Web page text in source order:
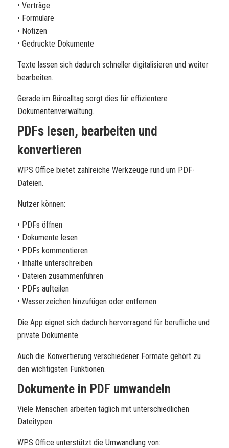
• Verträge
• Formulare
• Notizen
• Gedruckte Dokumente
Texte lassen sich dadurch schneller digitalisieren und weiter
bearbeiten.
Gerade im Büroalltag sorgt dies für effizientere
Dokumentenverwaltung.
PDFs lesen, bearbeiten und
konvertieren
WPS Office bietet zahlreiche Werkzeuge rund um PDF-
Dateien.
Nutzer können:
• PDFs öffnen
• Dokumente lesen
• PDFs kommentieren
• Inhalte unterschreiben
• Dateien zusammenführen
• PDFs aufteilen
• Wasserzeichen hinzufügen oder entfernen
Die App eignet sich dadurch hervorragend für berufliche und
private Dokumente.
Auch die Konvertierung verschiedener Formate gehört zu
den wichtigsten Funktionen.
Dokumente in PDF umwandeln
Viele Menschen arbeiten täglich mit unterschiedlichen
Dateitypen.
WPS Office unterstützt die Umwandlung von: